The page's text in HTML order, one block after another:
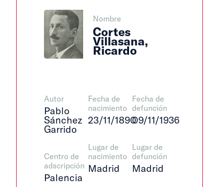
Nombre
Cortes
Villasana,
Ricardo
Autor
Pablo
Sánchez
Garrido
Centro de
adscripción
Palencia
Fecha de
nacimiento
23/11/1890
Lugar de
nacimiento
Madrid
Fecha de
defunción
09/11/1936
Lugar de
defunción
Madrid